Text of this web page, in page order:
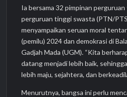
Ia bersama 32 pimpinan
perguruan tinggi swasta (PTN/
menyampaikan seruan moral
(pemilu) 2024 dan demokrasi di
Gadjah Mada (UGM). “Kita
datang menjadi lebih baik,
lebih maju, sejahtera, dan
Menurutnya, bangsa ini perlu